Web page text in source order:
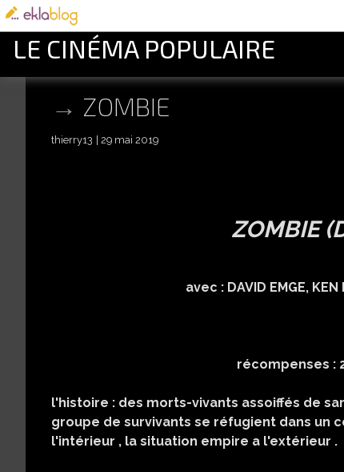
LE CINÉMA POPULAIRE
ZOMBIE
thierry13 29 mai 2019
ZOMBIE
réalisé par
avec : DAVID EMGE, KEN FOREE,
scénario :
musique :
effets spéciaux :
récompenses : 2 prix dont le
USA/
l'histoire : des morts-vivants assoiffés de
groupe de survivants se réfugient dans un
l'intérieur , la situation empire a l'extérieur .